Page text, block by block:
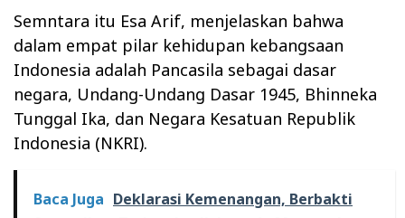
Semntara itu Esa Arif, menjelaskan bahwa
dalam empat pilar kehidupan kebangsaan
Indonesia adalah Pancasila sebagai dasar
negara, Undang-Undang Dasar 1945, Bhinneka
Tunggal Ika, dan Negara Kesatuan Republik
Indonesia (NKRI).
Baca Juga Deklarasi Kemenangan, Berbakti